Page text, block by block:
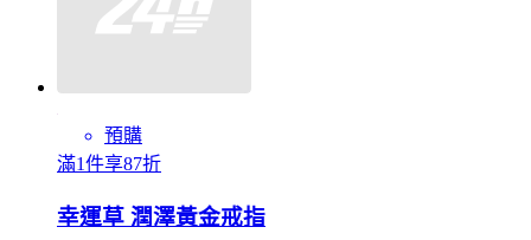
預購
滿1件享87折
幸運草 潤澤黃金戒指